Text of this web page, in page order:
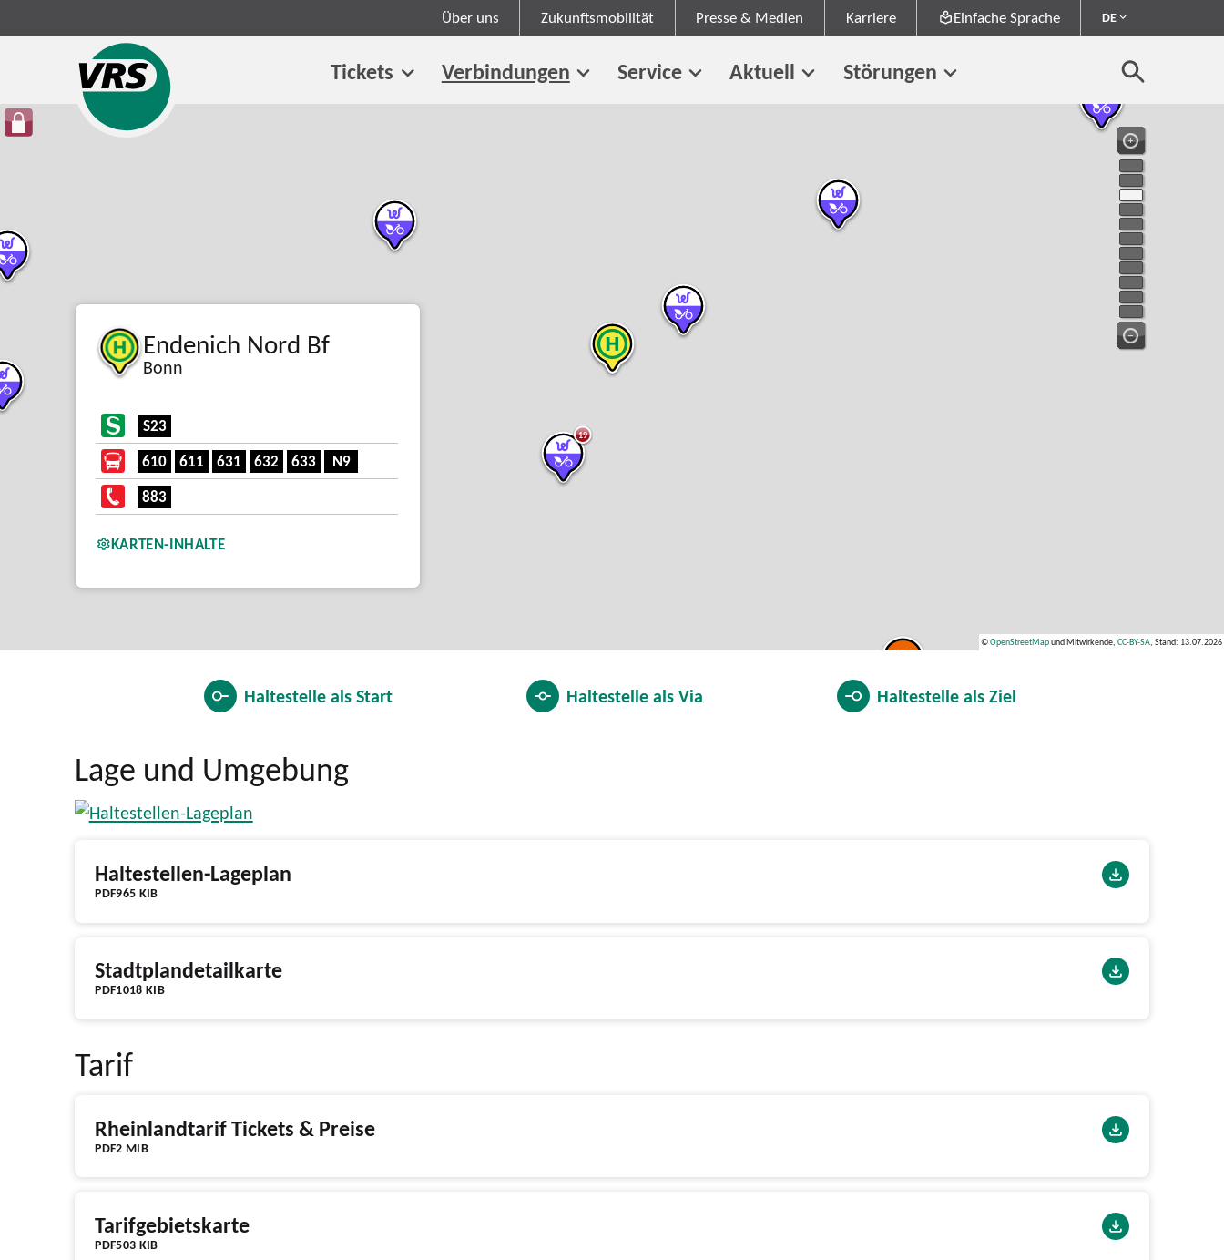
Über uns Zukunftsmobilität Presse & Medien Karriere Einfache Sprache DE
Tickets Verbindungen Service Aktuell Störungen
Endenich Nord Bf
Bonn
S23
610
611 631 632 633
N9
883
KARTEN-INHALTE
19
©OpenStreetMapund Mitwirkende, CC-BY-SA, Stand: 13.07.2026
Haltestelle alsStart Haltestelle alsVia Haltestelle alsZiel
Lage und Umgebung
PDF965 KIB
Haltestellen-Lageplan
PDF1018 KIB
Stadtplandetailkarte
Tarif
PDF2 MIB
Rheinlandtarif Tickets & Preise
PDF503 KIB
Tarifgebietskarte